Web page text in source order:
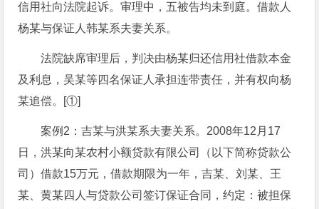
信用社向法院起诉。审理中，五被告均未到庭。借款人
杨某与保证人韩某系夫妻关系。
法院缺席审理后，判决由杨某归还信用社借款本金
及利息，吴某等四名保证人承担连带责任，并有权向杨
某追偿。[①]
案例2：吉某与洪某系夫妻关系。2008年12月17
日，洪某向某农村小额贷款有限公司（以下简称贷款公
司）借款15万元，借款期限为一年，吉某、刘某、王
某、黄某四人与贷款公司签订保证合同，约定：被担保